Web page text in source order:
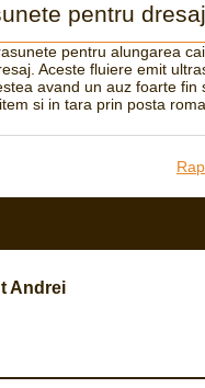
pentru dresaj
pentru alungarea
Aceste fluiere emit
avand un auz foarte fin
si in tara prin posta
Andrei